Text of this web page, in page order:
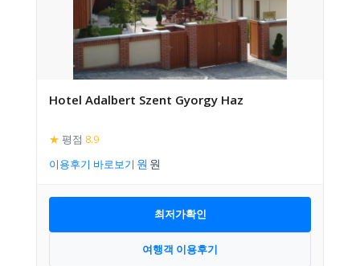
Hotel Adalbert Szent Gyorgy Haz
★ 평점 8.9
이용후기 바로보기
최저가확인
여행객 이용후기